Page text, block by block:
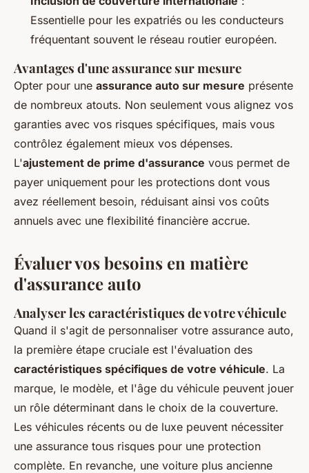
Essentielle pour les expatriés ou les conducteurs
fréquentant souvent le réseau routier européen.
Avantages d'une assurance sur mesure
Opter pour une assurance auto sur mesure présente
de nombreux atouts. Non seulement vous alignez vos
garanties avec vos risques spécifiques, mais vous
contrôlez également mieux vos dépenses.
L'ajustement de prime d'assurance vous permet de
payer uniquement pour les protections dont vous
avez réellement besoin, réduisant ainsi vos coûts
annuels avec une flexibilité financière accrue.
Évaluer vos besoins en matière
d'assurance auto
Analyser les caractéristiques de votre véhicule
Quand il s'agit de personnaliser votre assurance auto,
la première étape cruciale est l'évaluation des
caractéristiques spécifiques de votre véhicule. La
marque, le modèle, et l'âge du véhicule peuvent jouer
un rôle déterminant dans le choix de la couverture.
Les véhicules récents ou de luxe peuvent nécessiter
une assurance tous risques pour une protection
complète. En revanche, une voiture plus ancienne